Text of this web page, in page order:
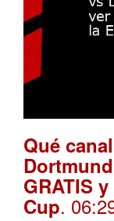
Qué
GRATIS
Cup.